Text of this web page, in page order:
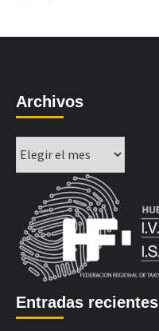
Archivos
Entradas recientes